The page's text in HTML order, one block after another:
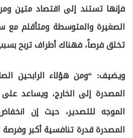
فإنها تستند إلى اقتصاد متين
الصغيرة والمتوسطة ومتأقلم مع
تخلق فرصاً، فهناك أطراف تربح
ويضيف: “ومن هؤلاء الرابحين
المصدرة إلى الخارج، ويساعد
الموجه للتصدير، حيث إن
المصدرة قدرة تنافسية أكبر